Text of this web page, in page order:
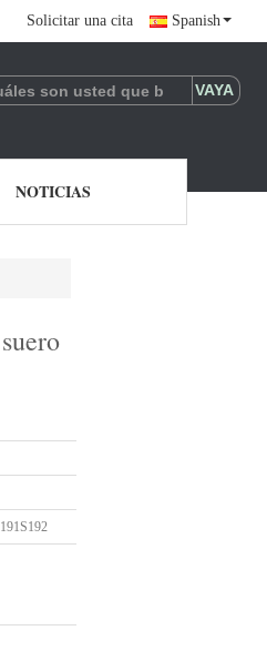
Solicitar una cita Spanish
NOTICIAS